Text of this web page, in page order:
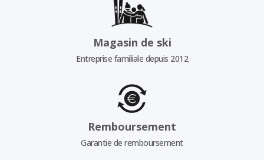
Magasin de ski
Entreprise familiale depuis 2012
Remboursement
Garantie de remboursement